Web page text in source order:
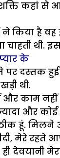
शक्ति कहां
किया है वह
चाहती
के
दस्तक हुई
थी.
काम नहीं
और
ठीक हूं. मिलने
मेरे रहते
देवयानी